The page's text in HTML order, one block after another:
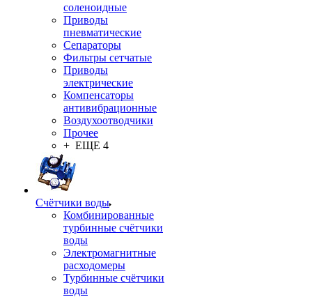
соленоидные
Приводы
пневматические
Сепараторы
Фильтры сетчатые
Приводы
электрические
Компенсаторы
антивибрационные
Воздухоотводчики
Прочее
+ ЕЩЕ 4
Счётчики воды
Комбинированные
турбинные счётчики
воды
Электромагнитные
расходомеры
Турбинные счётчики
воды